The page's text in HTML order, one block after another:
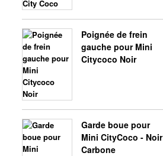
Poignée de frein
gauche pour Mini
Citycoco Noir
Garde boue pour
Mini CityCoco - Noir
Carbone